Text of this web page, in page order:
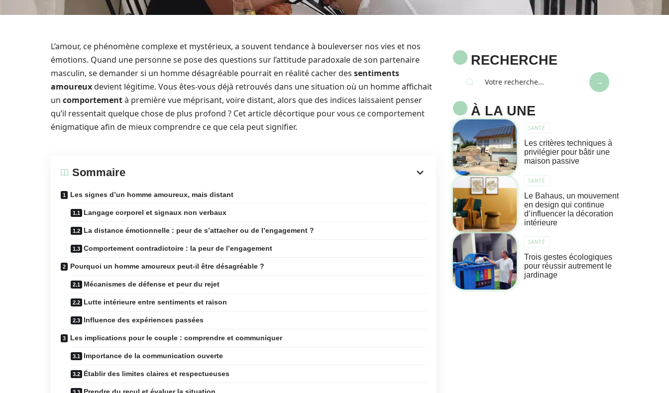
L’amour, ce phénomène complexe et mystérieux, a souvent tendance à bouleverser nos vies et nos
émotions. Quand une personne se pose des questions sur l’attitude paradoxale de son partenaire
masculin, se demander si un homme désagréable pourrait en réalité cacher des sentiments
amoureuxdevient légitime. Vous êtes-vous déjà retrouvés dans une situation où un homme affichait
un comportementà première vue méprisant, voire distant, alors que des indices laissaient penser
qu’il ressentait quelque chose de plus profond ? Cet article décortique pour vous ce comportement
énigmatique afin de mieux comprendre ce que cela peut signifier.
Sommaire
Les signes d’un homme amoureux, mais distant
Langage corporel et signaux non verbaux
La distance émotionnelle : peur de s’attacher ou de l’engagement ?
Comportement contradictoire : la peur de l’engagement
Pourquoi un homme amoureux peut-il être désagréable ?
Mécanismes de défense et peur du rejet
Lutte intérieure entre sentiments et raison
Influence des expériences passées
Les implications pour le couple : comprendre et communiquer
Importance de la communication ouverte
Établir des limites claires et respectueuses
RECHERCHE
À LA UNE
SANTÉ
Les critères techniques à
privilégier pour bâtir une
maison passive
SANTÉ
Le Bahaus, un mouvement
en design qui continue
d’influencer la décoration
intérieure
SANTÉ
Trois gestes écologiques
pour réussir autrement le
jardinage